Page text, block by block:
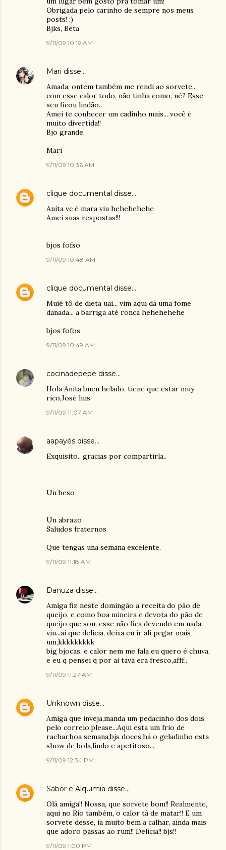
Obrigada pelo carinho de sempre nos meus
posts! ;)
Bjks, Beta
9/11/09 10:19 AM
Mari disse…
Amada, ontem também me rendi ao sorvete..
com esse calor todo, não tinha como, né? Esse
seu ficou lindão..
Amei te conhecer um cadinho mais... você é
muito divertida!!
Bjo grande,
Mari
9/11/09 10:36 AM
clique documental disse…
Anita vc é mara viu hehehehehe
Amei suas respostas!!!
bjos fofso
9/11/09 10:48 AM
clique documental disse…
Muié tô de dieta uai... vim aqui dá uma fome
danada... a barriga até ronca hehehehehe
bjos fofos
9/11/09 10:49 AM
cocinadepepe disse…
Hola Anita buen helado, tiene que estar muy
rico,José luis
9/11/09 11:07 AM
aapayés disse…
Exquisito.. gracias por compartirla..
Un beso
Un abrazo
Saludos fraternos
Que tengas una semana excelente.
9/11/09 11:18 AM
Danuza disse…
Amiga fiz neste domingão a receita do pão de
queijo, e como boa mineira e devota do pão de
queijo que sou, esse não fica devendo em nada
viu...ai que delicia, deixa eu ir ali pegar mais
um,kkkkkkkkk
big bjocas, e calor nem me fala eu quero é chuva,
e eu q pensei q por ai tava era fresco,afff..
9/11/09 11:27 AM
Unknown disse…
Amiga que inveja,manda um pedacinho dos dois
pelo correio,please...Aqui esta um frio de
rachar,boa semana,bjs doces,há o geladinho esta
show de bola,lindo e apetitoso...
9/11/09 12:34 PM
Sabor e Alquimia disse…
Olá amiga!! Nossa, que sorvete bom!! Realmente,
aqui no Rio também, o calor tá de matar!! E um
sorvete desse, ia muito bem a calhar, ainda mais
que adoro passas ao rum!! Delícia!! bjs!!
9/11/09 1:00 PM